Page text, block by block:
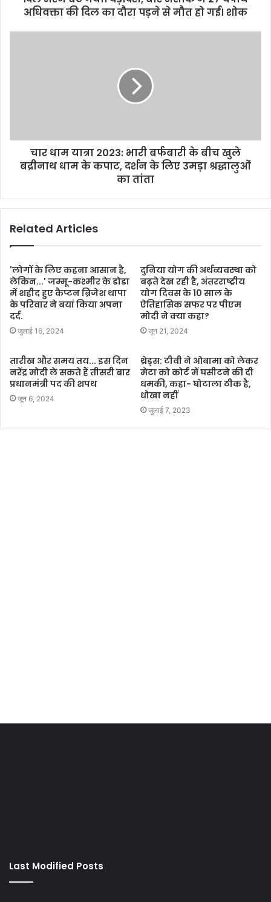
अधिवक्ता की दिल का दौरा पड़ने से मौत हो गई। शोक
चार धाम यात्रा 2023: भारी बर्फबारी के बीच खुले
बद्रीनाथ धाम के कपाट, दर्शन के लिए उमड़ा श्रद्धालुओं
का तांता
Related Articles
'लोगों के लिए कहना आसान है,
लेकिन...' जम्मू-कश्मीर के डोडा
में शहीद हुए कैप्टन ब्रिजेश थापा
के परिवार ने बयां किया अपना
दर्द.
जुलाई 16, 2024
दुनिया योग की अर्थव्यवस्था को
बढ़ते देख रही है, अंतरराष्ट्रीय
योग दिवस के 10 साल के
ऐतिहासिक सफर पर पीएम
मोदी ने क्या कहा?
जून 21, 2024
तारीख और समय तय... इस दिन
नरेंद्र मोदी ले सकते हैं तीसरी बार
प्रधानमंत्री पद की शपथ
जून 6, 2024
थ्रेड्स: टीवी ने ओबामा को लेकर
मेटा को कोर्ट में घसीटने की दी
धमकी, कहा- घोटाला ठीक है,
धोखा नहीं
जुलाई 7, 2023
Last Modified Posts